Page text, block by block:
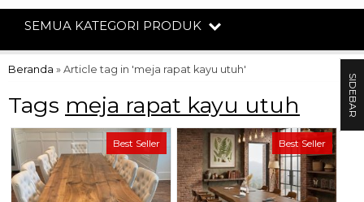
SEMUA KATEGORI PRODUK
Beranda » Article tag in 'meja rapat kayu utuh'
Tags meja rapat kayu utuh
Best Seller Best Seller
SIDEBAR